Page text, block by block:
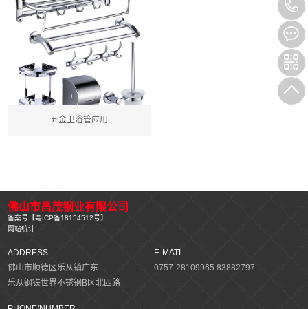
五金卫浴管应用
佛山市昌茂钢业有限公司
备案号【粤ICP备18154512号】
网站统计
ADDRESS
佛山市顺德区乐从镇广东
乐从钢铁世界不锈钢B区北四路
E-MATL
0757-28109965 83882797